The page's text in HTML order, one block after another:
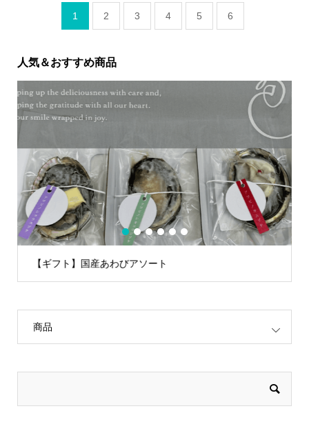
1 2 3 4 5 6
人気＆おすすめ商品
【ギフト】国産あわびアソート
1 2 3 4 5 6
商品